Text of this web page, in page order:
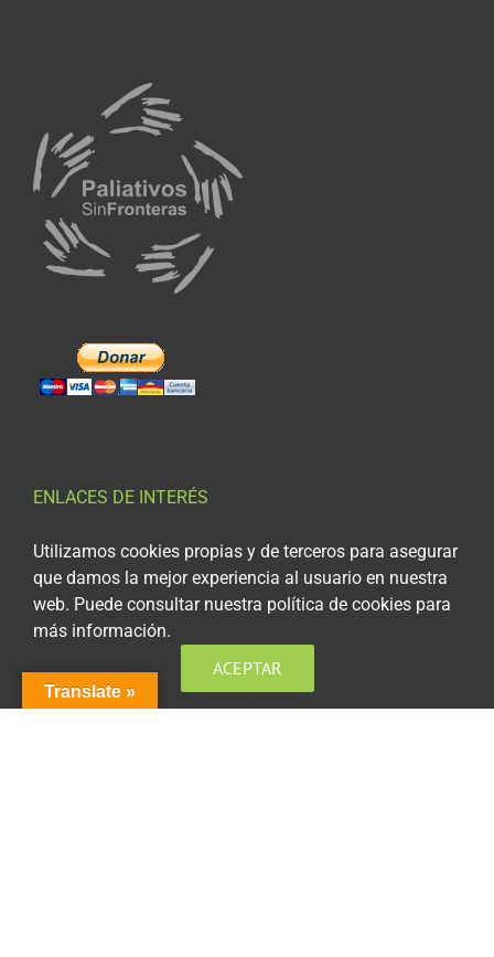
ENLACES DE INTERÉS
Aviso Legal
Política de privacidad
Política de privacidad Redes Sociales
Política de cookies
Translate »
Utilizamos cookies propias y de terceros para asegurar
que damos la mejor experiencia al usuario en nuestra
web. Puede consultar nuestra política de cookies para
más información.
ACEPTAR